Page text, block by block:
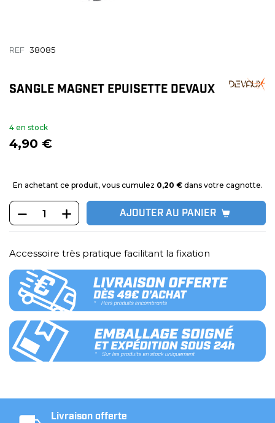
REF 38085
SANGLE MAGNET EPUISETTE DEVAUX
4 en stock
4,90 €
En achetant ce produit, vous cumulez 0,20 €dans votre cagnotte.
AJOUTER AU PANIER
Accessoire très pratique facilitant la fixation
Livraison offerte